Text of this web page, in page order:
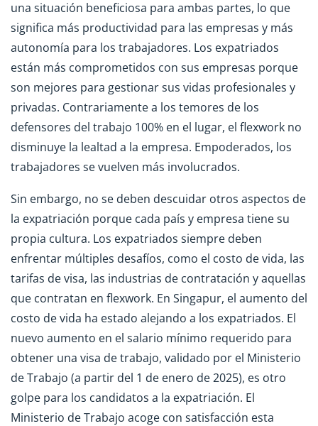
una situación beneficiosa para ambas partes, lo que
significa más productividad para las empresas y más
autonomía para los trabajadores. Los expatriados
están más comprometidos con sus empresas porque
son mejores para gestionar sus vidas profesionales y
privadas. Contrariamente a los temores de los
defensores del trabajo 100% en el lugar, el flexwork no
disminuye la lealtad a la empresa. Empoderados, los
trabajadores se vuelven más involucrados.
Sin embargo, no se deben descuidar otros aspectos de
la expatriación porque cada país y empresa tiene su
propia cultura. Los expatriados siempre deben
enfrentar múltiples desafíos, como el costo de vida, las
tarifas de visa, las industrias de contratación y aquellas
que contratan en flexwork. En Singapur, el aumento del
costo de vida ha estado alejando a los expatriados. El
nuevo aumento en el salario mínimo requerido para
obtener una visa de trabajo, validado por el Ministerio
de Trabajo (a partir del 1 de enero de 2025), es otro
golpe para los candidatos a la expatriación. El
Ministerio de Trabajo acoge con satisfacción esta